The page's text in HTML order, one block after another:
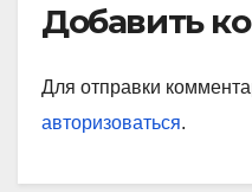
Добавить
Для отправки
авторизоваться.